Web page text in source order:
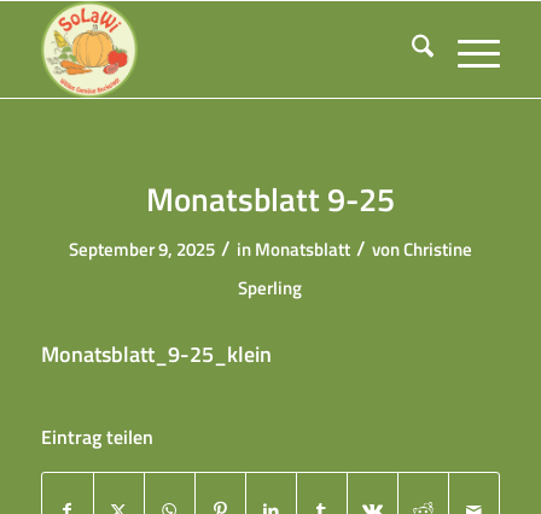
Monatsblatt 9-25
September 9, 2025 / inMonatsblatt / vonChristine
Sperling
Monatsblatt_9-25_klein
Eintrag teilen